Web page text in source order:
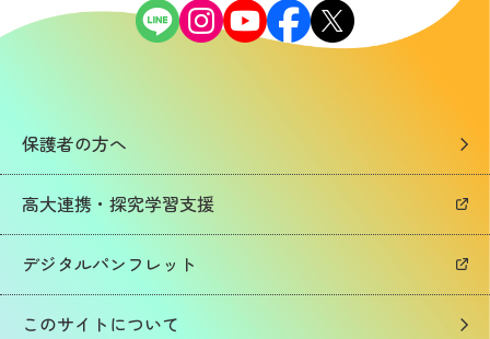
保護者の方へ
高大連携・探究学習支援
デジタルパンフレット
このサイトについて